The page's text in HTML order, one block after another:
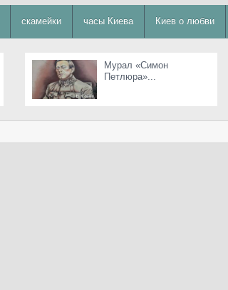
скамейки часы Киева Киев о любви
Мурал «Симон
Петлюра»...